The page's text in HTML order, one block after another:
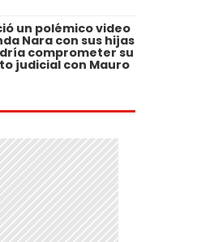
un polémico video
Nara con sus hijas
comprometer su
judicial con Mauro